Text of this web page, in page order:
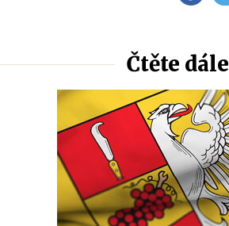
Čtěte dále